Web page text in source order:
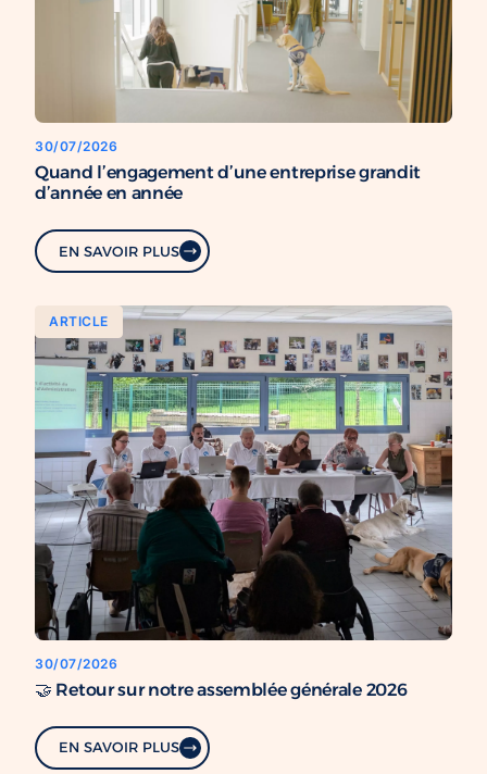
30/07/2026
Quand l’engagement d’une entreprise grandit
d’année en année
EN SAVOIR PLUS
ARTICLE
30/07/2026
🤝 Retour sur notre assemblée générale 2026
EN SAVOIR PLUS